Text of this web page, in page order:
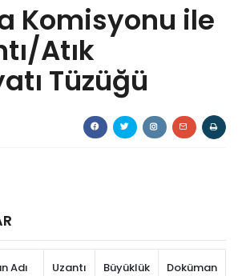
Komisyonu ile
Atık
Tüzüğü
Adı Uzantı Büyüklük Doküman